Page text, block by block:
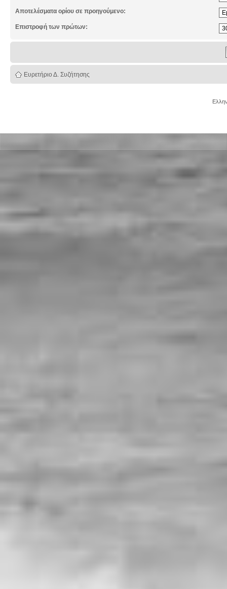
Αποτελέσματα ορίου σε προηγούμενο:
Επιστροφή των πρώτων:
Ευρετήριο Δ. Συζήτησης